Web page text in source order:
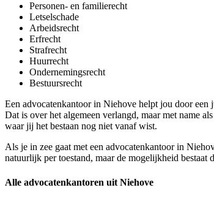
Personen- en familierecht
Letselschade
Arbeidsrecht
Erfrecht
Strafrecht
Huurrecht
Ondernemingsrecht
Bestuursrecht
Een advocatenkantoor in Niehove helpt jou door een
Dat is over het algemeen verlangd, maar met name
waar jij het bestaan nog niet vanaf wist.
Als je in zee gaat met een advocatenkantoor in
natuurlijk per toestand, maar de mogelijkheid
Alle advocatenkantoren uit Niehove